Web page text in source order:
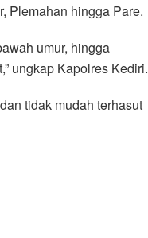
Plemahan hingga Pare.
umur, hingga
ungkap Kapolres Kediri.
tidak mudah terhasut